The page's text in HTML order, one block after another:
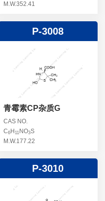
M.W.352.41
P-3008
青霉素CP杂质G
CAS NO.
C6H 11 NO3S
M.W.177.22
P-3010